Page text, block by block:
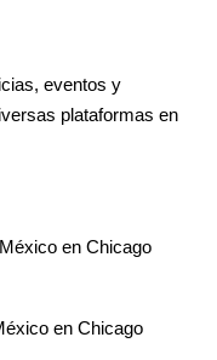
eventos y
plataformas en
en Chicago
en Chicago